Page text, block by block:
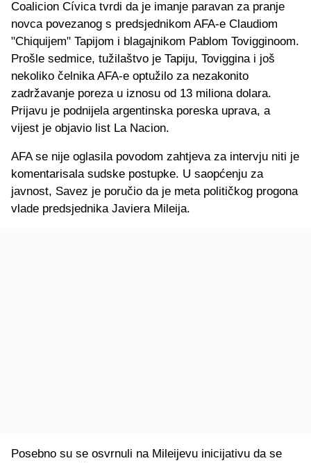
Coalicion Cívica tvrdi da je imanje paravan za pranje
novca povezanog s predsjednikom AFA-e Claudiom
"Chiquijem" Tapijom i blagajnikom Pablom Tovigginoom.
Prošle sedmice, tužilaštvo je Tapiju, Toviggina i još
nekoliko čelnika AFA-e optužilo za nezakonito
zadržavanje poreza u iznosu od 13 miliona dolara.
Prijavu je podnijela argentinska poreska uprava, a
vijest je objavio list La Nacion.
AFA se nije oglasila povodom zahtjeva za intervju niti je
komentarisala sudske postupke. U saopćenju za
javnost, Savez je poručio da je meta političkog progona
vlade predsjednika Javiera Mileija.
Posebno su se osvrnuli na Mileijevu inicijativu da se